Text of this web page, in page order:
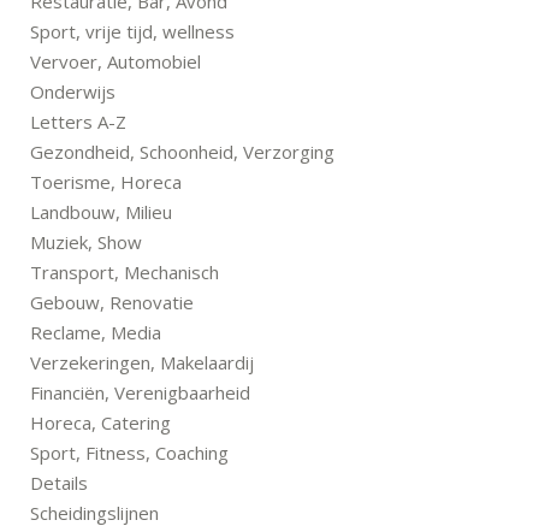
Sport, vrije tijd, wellness
Vervoer, Automobiel
Onderwijs
Letters A-Z
Gezondheid, Schoonheid, Verzorging
Toerisme, Horeca
Landbouw, Milieu
Muziek, Show
Transport, Mechanisch
Gebouw, Renovatie
Reclame, Media
Verzekeringen, Makelaardij
Financiën, Verenigbaarheid
Horeca, Catering
Sport, Fitness, Coaching
Details
Scheidingslijnen